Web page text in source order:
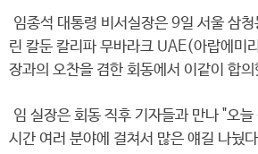
임종석 대통령 비서실장은 9일 서울 삼
린 칼둔 칼리파 무바라크 UAE(아랍에미
장과의 오찬을 겸한 회동에서 이같이 합
임 실장은 회동 직후 기자들과 만나 "오
시간 여러 분야에 걸쳐서 많은 얘길 나눴